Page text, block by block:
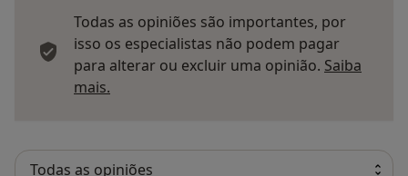
Todas as opiniões são importantes, por
isso os especialistas não podem pagar
para alterar ou excluir uma opinião. Saiba
mais.